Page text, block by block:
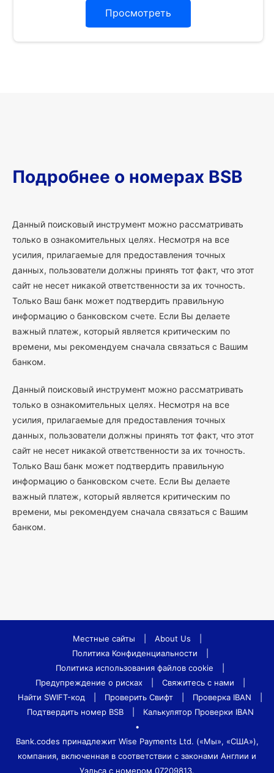
Просмотреть
Подробнее о номерах BSB
Данный поисковый инструмент можно рассматривать
только в ознакомительных целях. Несмотря на все
усилия, прилагаемые для предоставления точных
данных, пользователи должны принять тот факт, что этот
сайт не несет никакой ответственности за их точность.
Только Ваш банк может подтвердить правильную
информацию о банковском счете. Если Вы делаете
важный платеж, который является критическим по
времени, мы рекомендуем сначала связаться с Вашим
банком.
Данный поисковый инструмент можно рассматривать
только в ознакомительных целях. Несмотря на все
усилия, прилагаемые для предоставления точных
данных, пользователи должны принять тот факт, что этот
сайт не несет никакой ответственности за их точность.
Только Ваш банк может подтвердить правильную
информацию о банковском счете. Если Вы делаете
важный платеж, который является критическим по
времени, мы рекомендуем сначала связаться с Вашим
банком.
Местные сайты About Us
Политика Конфиденциальности
Политика использования файлов cookie
Предупреждение о рисках
Свяжитесь с нами
Найти SWIFT-код
Проверить Свифт Проверка IBAN
Подтвердить номер BSB
Калькулятор Проверки IBAN
•
Bank.codes принадлежит Wise Payments Ltd. («Мы», «США»),
компания, включенная в соответствии с законами Англии и
Уэльса с номером 07209813.